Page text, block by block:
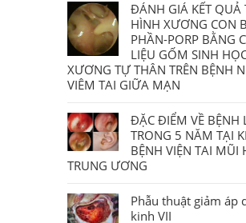
ĐÁNH GIÁ KẾT QUẢ
HÌNH XƯƠNG CON
PHẦN-PORP BẰNG
LIỆU GỐM SINH
XƯƠNG TỰ THÂN TRÊN BỆNH
VIÊM TAI GIỮA MẠN
ĐẶC ĐIỂM VỀ BỆNH
TRONG 5 NĂM TẠI
BỆNH VIỆN TAI MŨI
TRUNG ƯƠNG
Phẫu thuật giảm áp
kinh VII